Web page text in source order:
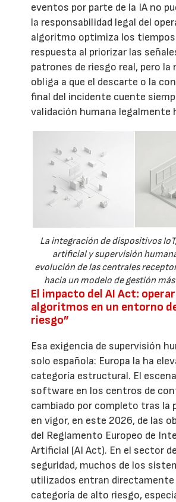
eventos por parte de la IA no
la responsabilidad legal del
algoritmo optimiza los tiempos
respuesta al priorizar las
patrones de riesgo real, pero la
obliga a que el descarte o la
final del incidente cuente
validación humana legalmente
La integración de dispositivos
artificial y supervisión
evolución de las centrales
hacia un modelo de gestión
El impacto del AI Act: operar
algoritmos en un entorno
riesgo”
Esa exigencia de supervisión
solo española: Europa la ha
categoría estructural. El
software en los centros de
cambiado por completo tras la
en vigor, en este 2026, de las
del Reglamento Europeo de
Artificial (AI Act). En el sector
seguridad, muchos de los
utilizados entran directamente
categoría de alto riesgo,